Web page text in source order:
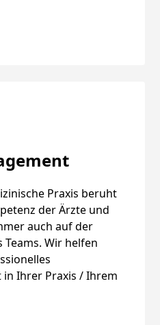
Praxis beruht
der Ärzte und
auch auf der
Wir helfen
Ihrer Praxis / Ihrem